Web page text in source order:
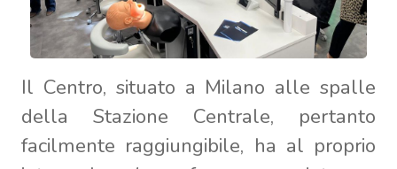
Il Centro, situato a Milano alle spalle
della Stazione Centrale, pertanto
facilmente raggiungibile, ha al proprio